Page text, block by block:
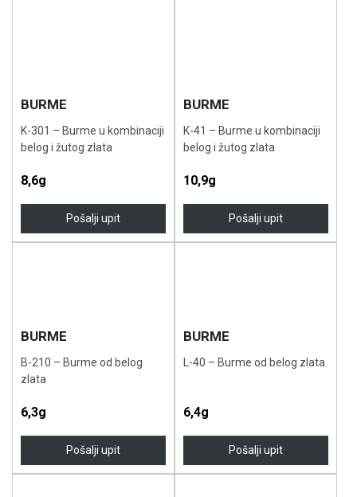
BURME
K-301 – Burme u kombinaciji
belog i žutog zlata
8,6g
Pošalji upit
BURME
K-41 – Burme u kombinaciji
belog i žutog zlata
10,9g
Pošalji upit
BURME
B-210 – Burme od belog
zlata
6,3g
Pošalji upit
BURME
L-40 – Burme od belog zlata
6,4g
Pošalji upit